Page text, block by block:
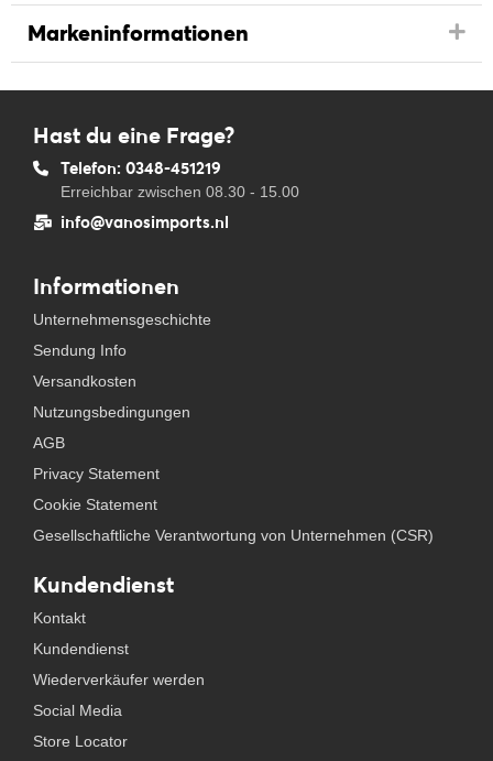
Markeninformationen
Hast du eine Frage?
Telefon: 0348-451219
Erreichbar zwischen 08.30 - 15.00
info@vanosimports.nl
Informationen
Unternehmensgeschichte
Sendung Info
Versandkosten
Nutzungsbedingungen
AGB
Privacy Statement
Cookie Statement
Gesellschaftliche Verantwortung von Unternehmen (CSR)
Kundendienst
Kontakt
Kundendienst
Wiederverkäufer werden
Social Media
Store Locator